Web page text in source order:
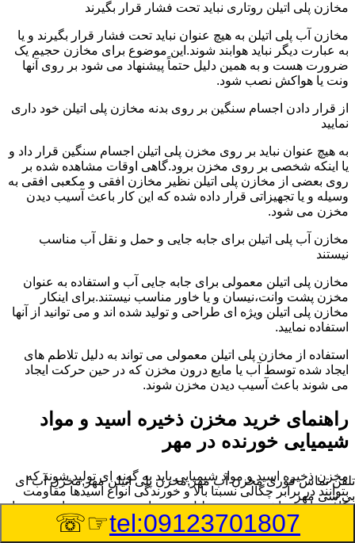
مخازن پلی اتیلن روتاری نباید تحت فشار قرار بگیرند
مخازن آب پلی اتیلن به هیچ عنوان نباید تحت فشار قرار بگیرند و یا
به عبارت دیگر نباید هوابند شوند.این موضوع برای مخازن حجیم یک
ضرورت هست و به همین دلیل حتماً پیشنهاد می شود بر روی آنها
ونت یا هواکش نصب شود.
از قرار دادن اجسام سنگین بر روی بدنه مخازن پلی اتیلن خود داری
نمایید
به هیچ عنوان نباید بر روی مخزن پلی اتیلن اجسام سنگین قرار داد و
یا اینکه شخصی بر روی مخزن برود.گاهی اوقات مشاهده شده بر
روی بعضی از مخازن پلی اتیلن نظیر مخازن افقی و مکعبی افقی به
وسیله و یا تجهیزاتی قرار داده شده که این کار باعث آسیب دیدن
مخزن می شود.
مخازن آب پلی اتیلن برای جابه جایی و حمل و نقل آب مناسب
نیستند
مخازن پلی اتیلن معمولی برای جابه جایی آب و استفاده به عنوان
مخزن پشت وانت،نیسان و یا خاور مناسب نیستند.برای اینکار
مخازن پلی اتیلن ویژه ای طراحی و تولید شده اند و می توانید از آنها
استفاده نمایید.
استفاده از مخازن پلی اتیلن معمولی می تواند به دلیل تلاطم های
ایجاد شده توسط آب یا مایع درون مخزن که در حین حرکت ایجاد
می شوند باعث آسیب دیدن مخزن شوند.
راهنمای خرید مخزن ذخیره اسید و مواد
شیمیایی خورنده در مهر
مخزن ذخیره اسید و مواد شیمیایی باید به گونه ای تولید شوند که
بتوانند در برابر چگالی نسبتا بالا و خورندگی انواع اسیدها مقاومت
کافی داشته باشند.به همین دلیل نمی توان در هر مخزنی اسید و مواد
شیمیایی را ذخیره کرد.
تلفن تماس فوریمخزن آب مهر,مخزن پلی اتیلن مهر,مخزن آب ای
بی سی مهر
tel:09123701807
☞☏